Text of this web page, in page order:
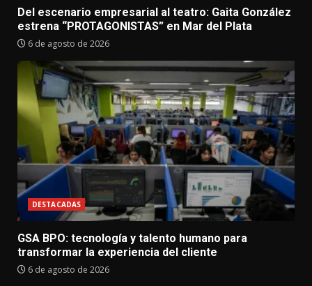
Del escenario empresarial al teatro: Gaita González
estrena “PROTAGONISTAS” en Mar del Plata
6 de agosto de 2026
DESTACADAS
GSA BPO: tecnología y talento humano para
transformar la experiencia del cliente
6 de agosto de 2026